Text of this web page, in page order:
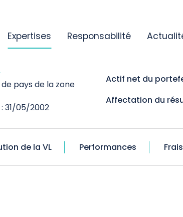
Expertises Responsabilité
EURO
pays de la zone
31/05/2002
Actif net du
Affectation du
de la VL Performances Frais